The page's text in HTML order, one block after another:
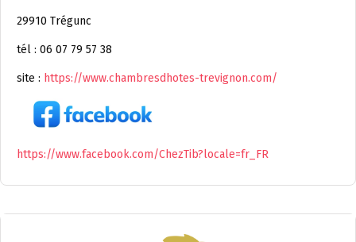
29910 Trégunc
tél : 06 07 79 57 38
site : https://www.chambresdhotes-trevignon.com/
https://www.facebook.com/ChezTib?locale=fr_FR